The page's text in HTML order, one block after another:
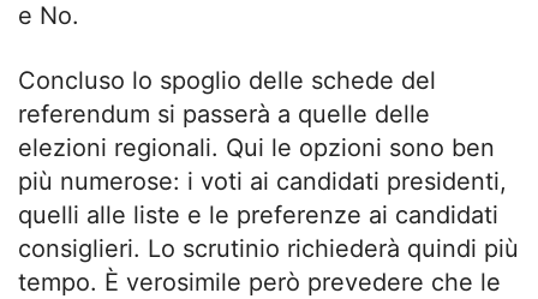
e No.
Concluso lo spoglio delle schede del
referendum si passerà a quelle delle
elezioni regionali. Qui le opzioni sono ben
più numerose: i voti ai candidati presidenti,
quelli alle liste e le preferenze ai candidati
consiglieri. Lo scrutinio richiederà quindi più
tempo. È verosimile però prevedere che le